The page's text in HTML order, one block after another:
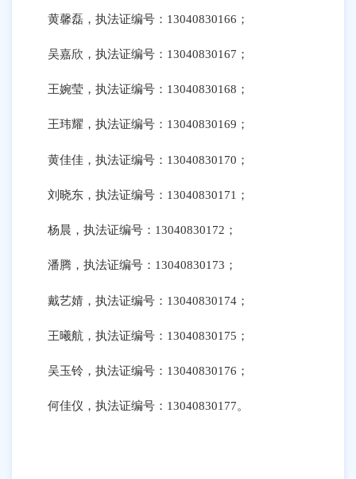
黄馨磊，执法证编号： 13040830166；
吴嘉欣，执法证编号： 13040830167；
王婉莹，执法证编号： 13040830168；
王玮耀，执法证编号： 13040830169；
黄佳佳，执法证编号： 13040830170；
刘晓东，执法证编号： 13040830171；
杨晨，执法证编号： 13040830172；
潘腾，执法证编号： 13040830173；
戴艺婧，执法证编号： 13040830174；
王曦航，执法证编号： 13040830175；
吴玉铃，执法证编号： 13040830176；
何佳仪，执法证编号： 13040830177。